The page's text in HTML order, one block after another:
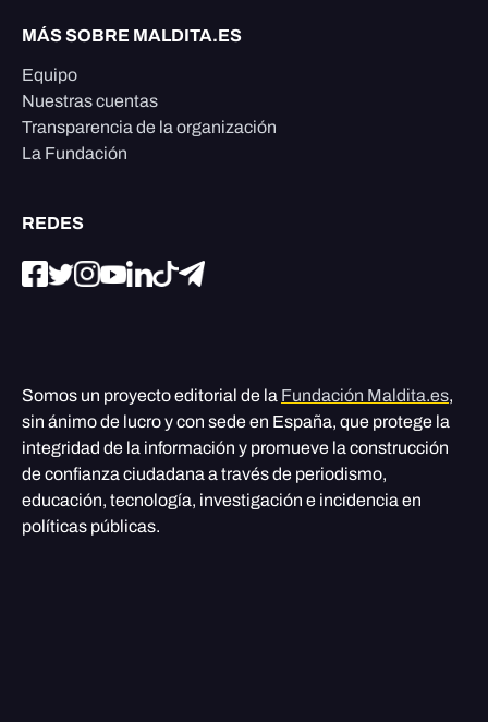
MÁS SOBRE MALDITA.ES
Equipo
Nuestras cuentas
Transparencia de la organización
La Fundación
REDES
Somos un proyecto editorial de la Fundación Maldita.es,
sin ánimo de lucro y con sede en España, que protege la
integridad de la información y promueve la construcción
de confianza ciudadana a través de periodismo,
educación, tecnología, investigación e incidencia en
políticas públicas.